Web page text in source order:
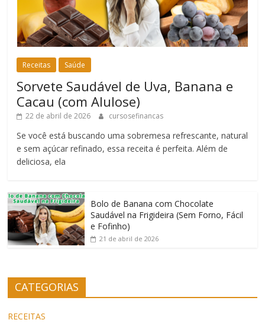
Receitas Saúde
Sorvete Saudável de Uva, Banana e
Cacau (com Alulose)
22 de abril de 2026 cursosefinancas
Se você está buscando uma sobremesa refrescante, natural
e sem açúcar refinado, essa receita é perfeita. Além de
deliciosa, ela
Bolo de Banana com Chocolate
Saudável na Frigideira (Sem Forno, Fácil
e Fofinho)
21 de abril de 2026
CATEGORIAS
RECEITAS